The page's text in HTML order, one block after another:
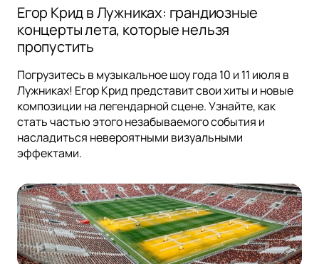
Егор Крид в Лужниках: грандиозные
концерты лета, которые нельзя
пропустить
Погрузитесь в музыкальное шоу года 10 и 11 июля в
Лужниках! Егор Крид представит свои хиты и новые
композиции на легендарной сцене. Узнайте, как
стать частью этого незабываемого события и
насладиться невероятными визуальными
эффектами.